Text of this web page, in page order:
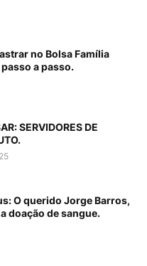
no Bolsa Família
a passo.
SERVIDORES DE
O querido Jorge Barros,
doação de sangue.